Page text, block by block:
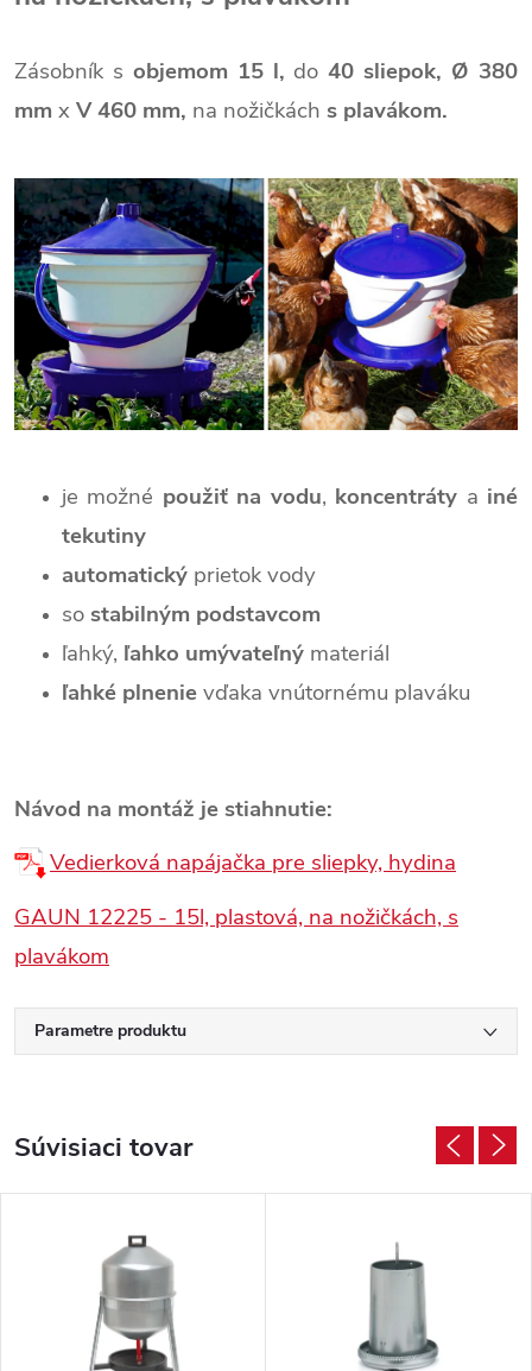
Zásobník s objemom 15 l, do40 sliepok, Ø 380
mm xV 460 mm, na nožičkách s plavákom.
je možné použiť na vodu, koncentráty a iné
tekutiny
automatický prietok vody
sostabilným podstavcom
ľahký, ľahko umývateľný materiál
ľahké plnenievďaka vnútornému plaváku
Návod na montáž je stiahnutie:
Vedierková napájačka pre sliepky, hydina
GAUN 12225 - 15l, plastová, na nožičkách, s
plavákom
Parametre produktu
Súvisiaci tovar